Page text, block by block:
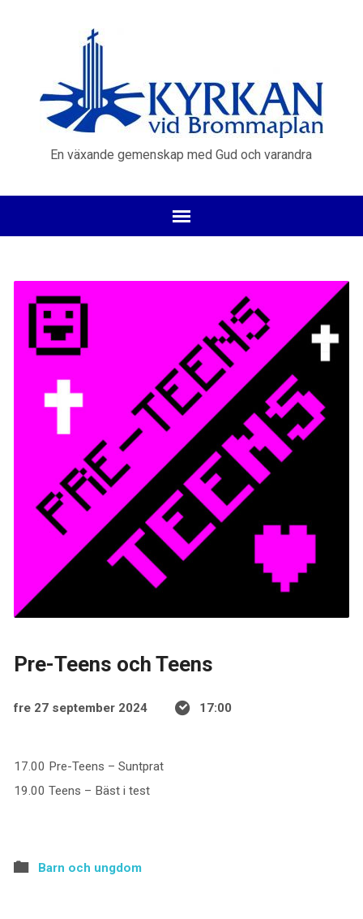
En växande gemenskap med Gud och varandra
Pre-Teens och Teens
fre 27 september 2024 17:00
17.00 Pre-Teens – Suntprat
19.00 Teens – Bäst i test
Barn och ungdom